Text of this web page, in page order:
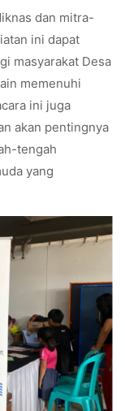
dan mitra-
ini dapat
masyarakat Desa
memenuhi
ini juga
akan pentingnya
tengah
yang